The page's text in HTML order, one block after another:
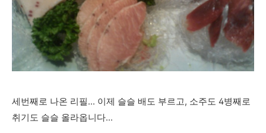
세번째로 나온 리필... 이제 슬슬 배도 부르고, 소주도 4병째로
취기도 슬슬 올라옵니다...